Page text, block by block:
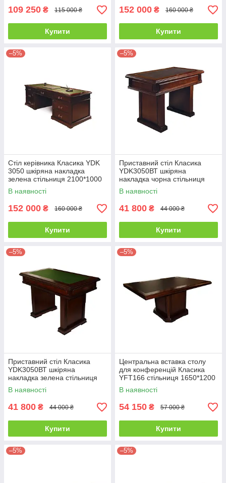
109 250 ₴ 115 000 ₴
Купити
152 000 ₴ 160 000 ₴
Купити
–5%
Стіл керівника Класика YDK
3050 шкіряна накладка
зелена стільниця 2100*1000
мм (Діал ТМ)
В наявності
152 000 ₴ 160 000 ₴
Купити
–5%
Приставний стіл Класика
YDK3050ВТ шкіряна
накладка чорна стільниця
1200*700 мм (Діал ТМ)
В наявності
41 800 ₴ 44 000 ₴
Купити
–5%
Приставний стіл Класика
YDK3050ВТ шкіряна
накладка зелена стільниця
1200*700 мм (Діал ТМ)
В наявності
41 800 ₴ 44 000 ₴
Купити
–5%
Центральна вставка столу
для конференцій Класика
YFT166 стільниця 1650*1200
мм (Діал ТМ)
В наявності
54 150 ₴ 57 000 ₴
Купити
–5% –5%